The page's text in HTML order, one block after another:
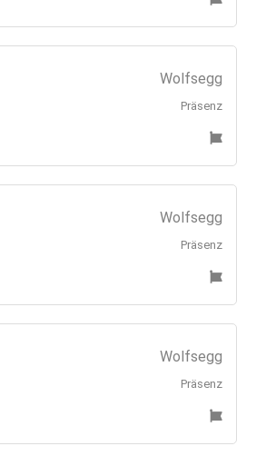
Wolfsegg
Präsenz
Wolfsegg
Präsenz
Wolfsegg
Präsenz